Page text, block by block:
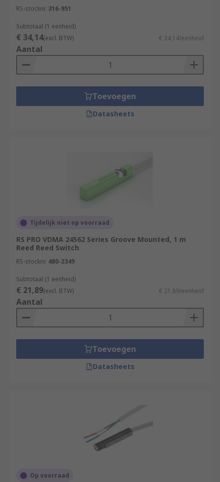
RS-stocknr. 316-951
Subtotaal (1 eenheid)
€ 34,14(excl. BTW) € 34,14/eenheid
Aantal
Toevoegen
Datasheets
Tijdelijk niet op voorraad
RS PRO VDMA 24562 Series Groove Mounted, 1 m
Reed Reed Switch
RS-stocknr. 480-2349
Subtotaal (1 eenheid)
€ 21,89(excl. BTW) € 21,89/eenheid
Aantal
Toevoegen
Datasheets
Op voorraad